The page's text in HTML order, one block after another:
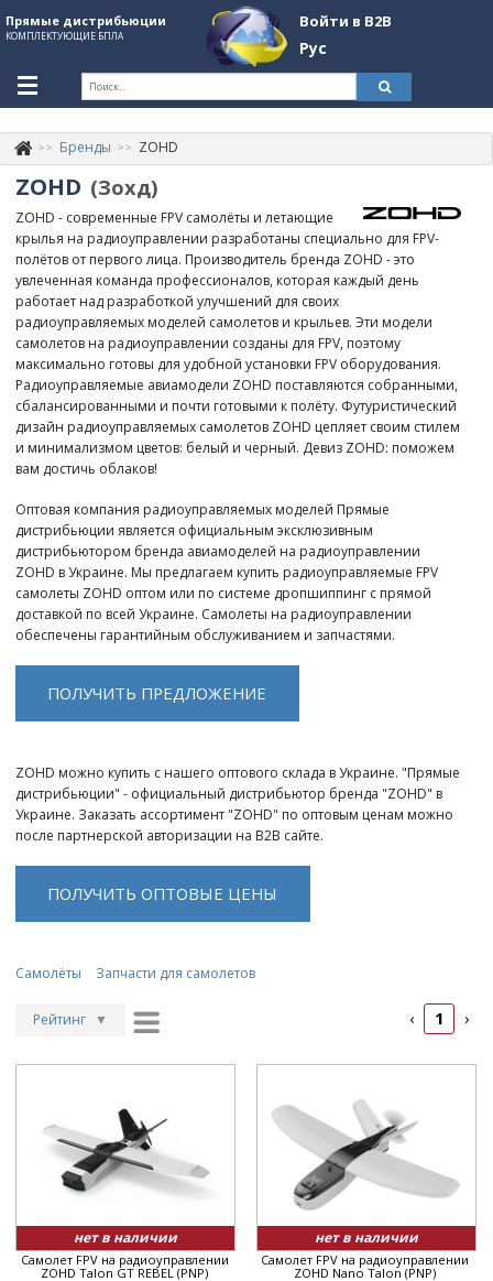
Прямые дистрибьюции
КОМПЛЕКТУЮЩИЕ БПЛА
Войти в B2B
Рус
+380507774092 Контакты
Информация о компании
About Company
Обзоры
Категории
Бренды
Войти в B2B
Стать партнером
Бренды ZOHD
ZOHD (Зохд)
ZOHD - современные FPV самолёты и летающие
крылья на радиоуправлении разработаны специально для FPV-
полётов от первого лица. Производитель бренда ZOHD - это
увлеченная команда профессионалов, которая каждый день
работает над разработкой улучшений для своих
радиоуправляемых моделей самолетов и крыльев. Эти модели
самолетов на радиоуправлении созданы для FPV, поэтому
максимально готовы для удобной установки FPV оборудования.
Радиоуправляемые авиамодели ZOHD поставляются собранными,
сбалансированными и почти готовыми к полёту. Футуристический
дизайн радиоуправляемых самолетов ZOHD цепляет своим стилем
и минимализмом цветов: белый и черный. Девиз ZOHD: поможем
вам достичь облаков!
Оптовая компания радиоуправляемых моделей Прямые
дистрибьюции является официальным эксклюзивным
дистрибьютором бренда авиамоделей на радиоуправлении
ZOHD в Украине. Мы предлагаем купить радиоуправляемые FPV
самолеты ZOHD оптом или по системе дропшиппинг с прямой
доставкой по всей Украине. Самолеты на радиоуправлении
обеспечены гарантийным обслуживанием и запчастями.
ПОЛУЧИТЬ ПРЕДЛОЖЕНИЕ
ZOHD можно купить с нашего оптового склада в Украине. "Прямые
дистрибьюции" - официальный дистрибьютор бренда "ZOHD" в
Украине. Заказать ассортимент "ZOHD" по оптовым ценам можно
после партнерской авторизации на B2B сайте.
ПОЛУЧИТЬ ОПТОВЫЕ ЦЕНЫ
Самолёты Запчасти для самолетов
Рейтинг ▼
Цена ▲
Цена ▼
‹ 1 ›
нет в наличии
Самолет FPV на радиоуправлении
ZOHD Talon GT REBEL (PNP)
нет в наличии
Самолет FPV на радиоуправлении
ZOHD Nano Talon (PNP)